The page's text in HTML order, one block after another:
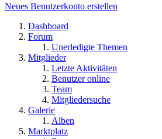
Neues Benutzerkonto erstellen
Dashboard
Forum
Unerledigte Themen
Mitglieder
Letzte Aktivitäten
Benutzer online
Team
Mitgliedersuche
Galerie
Alben
Marktplatz